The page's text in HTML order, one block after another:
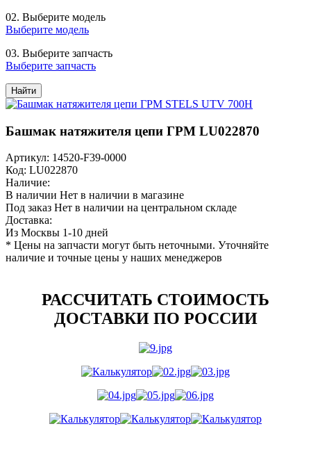
02. Выберите модель
Выберите модель
03. Выберите запчасть
Выберите запчасть
Найти
Башмак натяжителя цепи ГРМ LU022870
Артикул: 14520-F39-0000
Код: LU022870
Наличие:
В наличии Нет в наличии в магазине
Под заказ Нет в наличии на центральном складе
Доставка:
Из Москвы 1-10 дней
* Цены на запчасти могут быть неточными. Уточняйте
наличие и точные цены у наших менеджеров
РАССЧИТАТЬ СТОИМОСТЬ
ДОСТАВКИ ПО РОССИИ